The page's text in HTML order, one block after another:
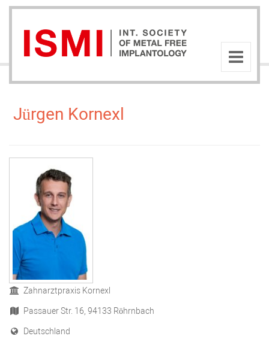
Jürgen Kornexl
Zahnarztpraxis Kornexl
Passauer Str. 16, 94133 Röhrnbach
Deutschland